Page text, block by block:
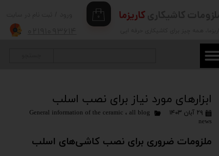
۰
تغییر گذر واژه
سفارشات
کاریزما
ابزارهای مورد نیاز برای نصب اسلب
۲۹ آبان ۱۴۰۳ General information of the ceramic ، all blog
news
ملزومات ضروری برای نصب کاشی‌های اسلب